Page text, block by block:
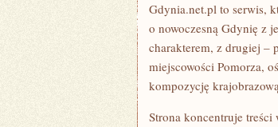
Gdynia.net.pl to serwis,
o nowoczesną Gdynię z
charakterem, z drugiej –
miejscowości Pomorza,
kompozycję
Strona koncentruje